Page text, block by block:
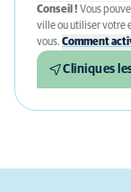
Conseil ! Vous
ville ou utiliser votre
vous. Comment
Cliniques